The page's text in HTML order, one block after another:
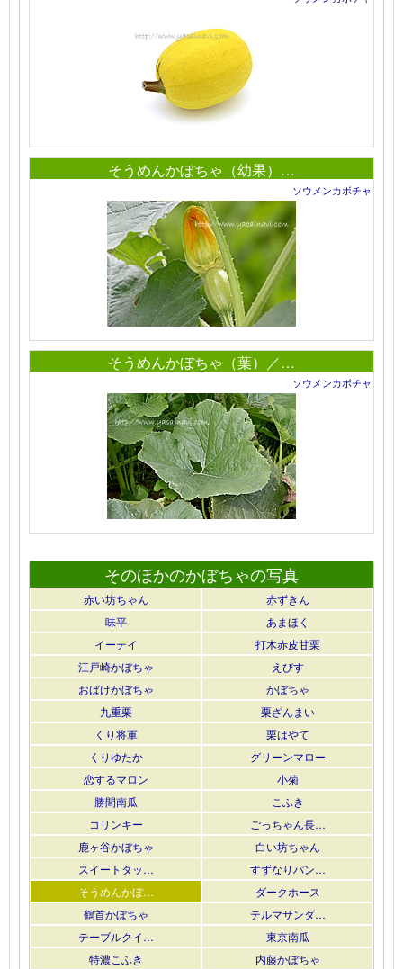
そうめんかぼちゃ（幼果）…
ソウメンカボチャ
そうめんかぼちゃ（葉）／…
ソウメンカボチャ
そのほかのかぼちゃの写真
赤い坊ちゃん
赤ずきん
味平
あまほく
イーテイ
打木赤皮甘栗
江戸崎かぼちゃ
えびす
おばけかぼちゃ
かぼちゃ
九重栗
栗ざんまい
くり将軍
栗はやて
くりゆたか
グリーンマロー
恋するマロン
小菊
勝間南瓜
こふき
コリンキー
ごっちゃん長…
鹿ヶ谷かぼちゃ
白い坊ちゃん
スイートタッ…
すずなりパン…
そうめんかぼ…
ダークホース
鶴首かぼちゃ
テルマサンダ…
テーブルクイ…
東京南瓜
特濃こふき
内藤かぼちゃ